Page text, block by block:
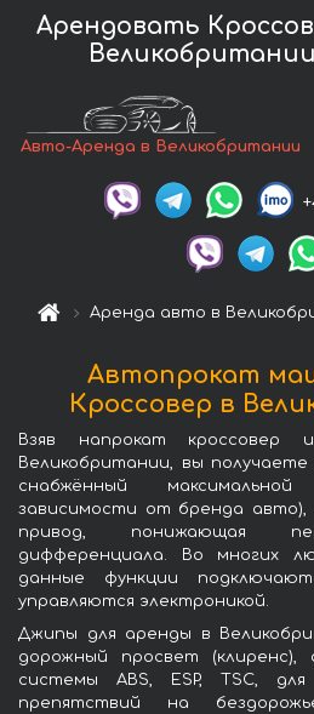
Арендовать
Великобритании
Авто-Аренда в Великобритании
Аренда авто в
Автопрокат
Кроссовер в
Взяв напрокат
Великобритании, вы
снабжённый
зависимости от бренда авто),
привод, понижающая
дифференциала. Во многих
данные функции
управляются электроникой.
Джипы для аренды в
дорожный просвет
системы ABS, ESP, TSC, для
препятствий на